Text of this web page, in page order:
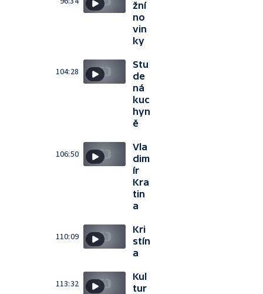
žní
no
vin
ky
104:28
Stu
de
ná
kuc
hyn
ě
106:50
Vla
dim
ír
Kra
tin
a
110:09
Kri
stín
a
113:32
Kul
tur